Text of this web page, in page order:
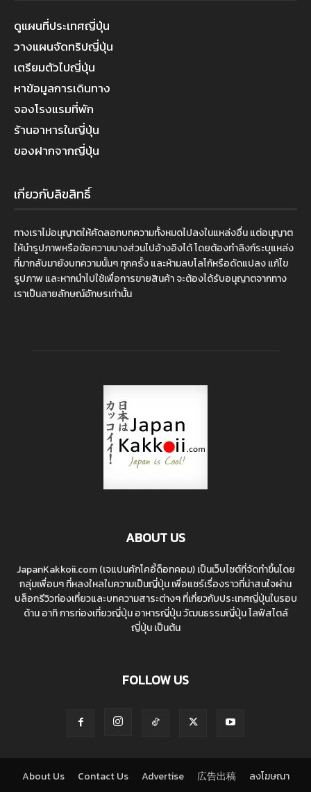
ดูแผนที่ประเทศญี่ปุ่น
วางแผนจัดทริปญี่ปุ่น
เตรียมตัวไปญี่ปุ่น
หาข้อมูลการเดินทาง
จองโรงแรมที่พัก
ร้านอาหารในญี่ปุ่น
ของฝากจากญี่ปุ่น
เกี่ยวกับลิขสิทธิ์
ทางเราไม่อนุญาตให้คัดลอกบทความทั้งหมดไปลงในแหล่งอื่น แต่อนุญาต
ให้นำรูปภาพหรือข้อความบางส่วนไปอ้างอิงได้ โดยต้องทำลิงก์ระบุแหล่ง
ที่มากลับมายังบทความนั้นๆ ทุกครั้ง และห้ามลบโลโก้หรือดัดแปลง แก้ไข
รูปภาพ และหากนำไปใช้เพื่อการขายสินค้า จะต้องได้รับอนุญาตจากทาง
เราเป็นลายลักษณ์อักษรเท่านั้น
ABOUT US
JapanKakkoii.com (เจแปนคักโคอี้ด็อทคอม) เป็นเว็บไซต์ที่จัดทำขึ้นโดย
กลุ่มเพื่อนๆ ที่หลงใหลในความเป็นญี่ปุ่น เพื่อแชร์เรื่องราวที่น่าสนใจผ่าน
บล็อกรีวิวท่องเที่ยวและบทความสาระต่างๆ ที่เกี่ยวกับประเทศญี่ปุ่นในรอบ
ด้าน อาทิ การท่องเที่ยวญี่ปุ่น อาหารญี่ปุ่น วัฒนธรรมญี่ปุ่น ไลฟ์สไตล์
ญี่ปุ่น เป็นต้น
FOLLOW US
About Us Contact Us Advertise 広告出稿 ลงโฆษณา